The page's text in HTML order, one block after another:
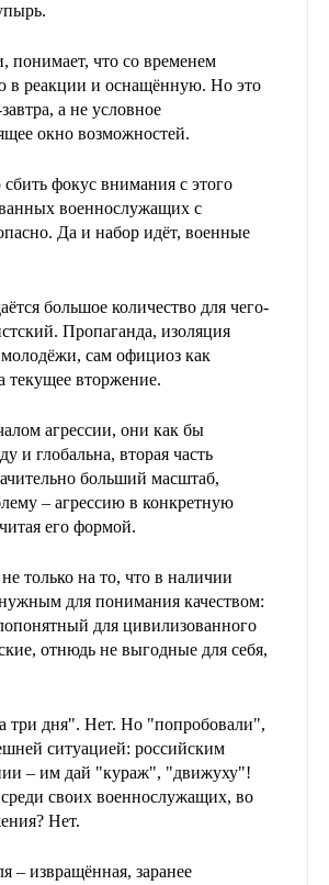
понимает, что со временем
в реакции и оснащённую. Но это
а не условное
окно возможностей.
фокус внимания с этого
военнослужащих с
Да и набор идёт, военные
большое количество для чего-
Пропаганда, изоляция
молодёжи, сам официоз как
текущее вторжение.
агрессии, они как бы
и глобальна, вторая часть
больший масштаб,
– агрессию в конкретную
его формой.
только на то, что в наличии
для понимания качеством:
для цивилизованного
отнюдь не выгодные для себя,
три дня". Нет. Но "попробовали",
ситуацией: российским
– им дай "кураж", "движуху"!
своих военнослужащих, во
Нет.
извращённая, заранее